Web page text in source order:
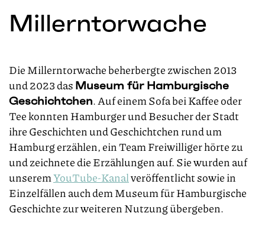
Millerntorwache
Die Millerntorwache beherbergte zwischen 2013
und 2023 das Museum für Hamburgische
Geschichtchen. Auf einem Sofa bei Kaffee oder
Tee konnten Hamburger und Besucher der Stadt
ihre Geschichten und Geschichtchen rund um
Hamburg erzählen, ein Team Freiwilliger hörte zu
und zeichnete die Erzählungen auf. Sie wurden auf
unseremYouTube-Kanalveröffentlicht sowie in
Einzelfällen auch dem Museum für Hamburgische
Geschichte zur weiteren Nutzung übergeben.